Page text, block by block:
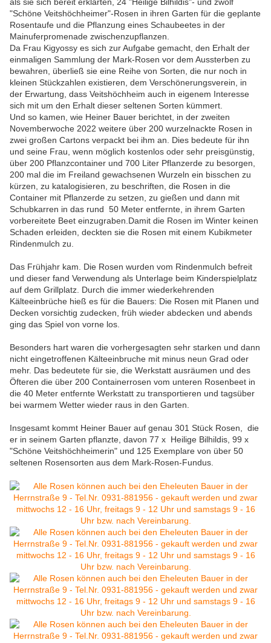
"Schöne Veitshöchheimer"-Rosen in ihren Garten für die geplante
Rosentaufe und die Pflanzung eines Schaubeetes in der
Mainuferpromenade zwischenzupflanzen.
Da Frau Kigyossy es sich zur Aufgabe gemacht, den Erhalt der
einmaligen Sammlung der Mark-Rosen vor dem Aussterben zu
bewahren, überließ sie eine Reihe von Sorten, die nur noch in
kleinen Stückzahlen existieren, dem Verschönerungsverein, in
der Erwartung, dass Veitshöchheim auch in eigenem Interesse
sich mit um den Erhalt dieser seltenen Sorten kümmert.
Und so kamen, wie Heiner Bauer berichtet, in der zweiten
Novemberwoche 2022 weitere über 200 wurzelnackte Rosen in
zwei großen Cartons verpackt bei ihm an. Dies bedeute für ihn
und seine Frau, wenn möglich kostenlos oder sehr preisgünstig,
über 200 Pflanzcontainer und 700 Liter Pflanzerde zu besorgen,
200 mal die im Freiland gewachsenen Wurzeln ein bisschen zu
kürzen, zu katalogisieren, zu beschriften, die Rosen in die
Container mit Pflanzerde zu setzen, zu gießen und dann mit
Schubkarren in das rund 50 Meter entfernte, in ihrem Garten
vorbereitete Beet einzugraben.Damit die Rosen im Winter keinen
Schaden erleiden, deckten sie die Rosen mit einem Kubikmeter
Rindenmulch zu.
Das Frühjahr kam. Die Rosen wurden vom Rindenmulch befreit
und dieser fand Verwendung als Unterlage beim Kinderspielplatz
auf dem Grillplatz. Durch die immer wiederkehrenden
Kälteeinbrüche hieß es für die Bauers: Die Rosen mit Planen und
Decken vorsichtig zudecken, früh wieder abdecken und abends
ging das Spiel von vorne los.
Besonders hart waren die vorhergesagten sehr starken und dann
nicht eingetroffenen Kälteeinbruche mit minus neun Grad oder
mehr. Das bedeutete für sie, die Werkstatt ausräumen und des
Öfteren die über 200 Containerrosen vom unteren Rosenbeet in
die 40 Meter entfernte Werkstatt zu transportieren und tagsüber
bei warmem Wetter wieder raus in den Garten.
Insgesamt kommt Heiner Bauer auf genau 301 Stück Rosen, die
er in seinem Garten pflanzte, davon 77 x Heilige Bilhildis, 99 x
"Schöne Veitshöchheimerin" und 125 Exemplare von über 50
seltenen Rosensorten aus dem Mark-Rosen-Fundus.